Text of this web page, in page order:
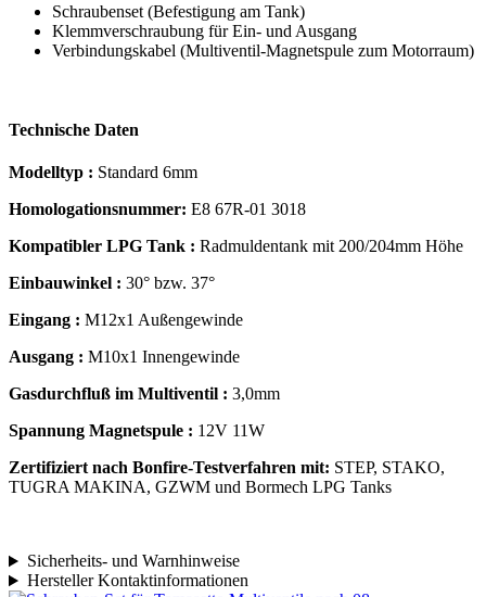
Schraubenset (Befestigung am Tank)
Klemmverschraubung für Ein- und Ausgang
Verbindungskabel (Multiventil-Magnetspule zum Motorraum)
Technische Daten
Modelltyp : Standard 6mm
Homologationsnummer: E8 67R-01 3018
Kompatibler LPG Tank : Radmuldentank mit 200/204mm Höhe
Einbauwinkel : 30° bzw. 37°
Eingang : M12x1 Außengewinde
Ausgang : M10x1 Innengewinde
Gasdurchfluß im Multiventil : 3,0mm
Spannung Magnetspule : 12V 11W
Zertifiziert nach Bonfire-Testverfahren mit: STEP, STAKO,
TUGRA MAKINA, GZWM und Bormech LPG Tanks
Sicherheits- und Warnhinweise
Hersteller Kontaktinformationen